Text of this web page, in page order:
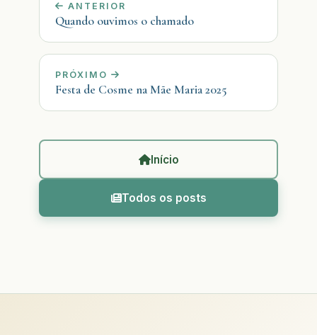
ANTERIOR
Quando ouvimos o chamado
PRÓXIMO
Festa de Cosme na Mãe Maria 2025
Início
Todos os posts